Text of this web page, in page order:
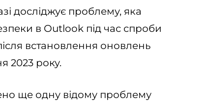
досліджує проблему, яка
в Outlook під час спроби
встановлення оновлень
2023 року.
ще одну відому проблему